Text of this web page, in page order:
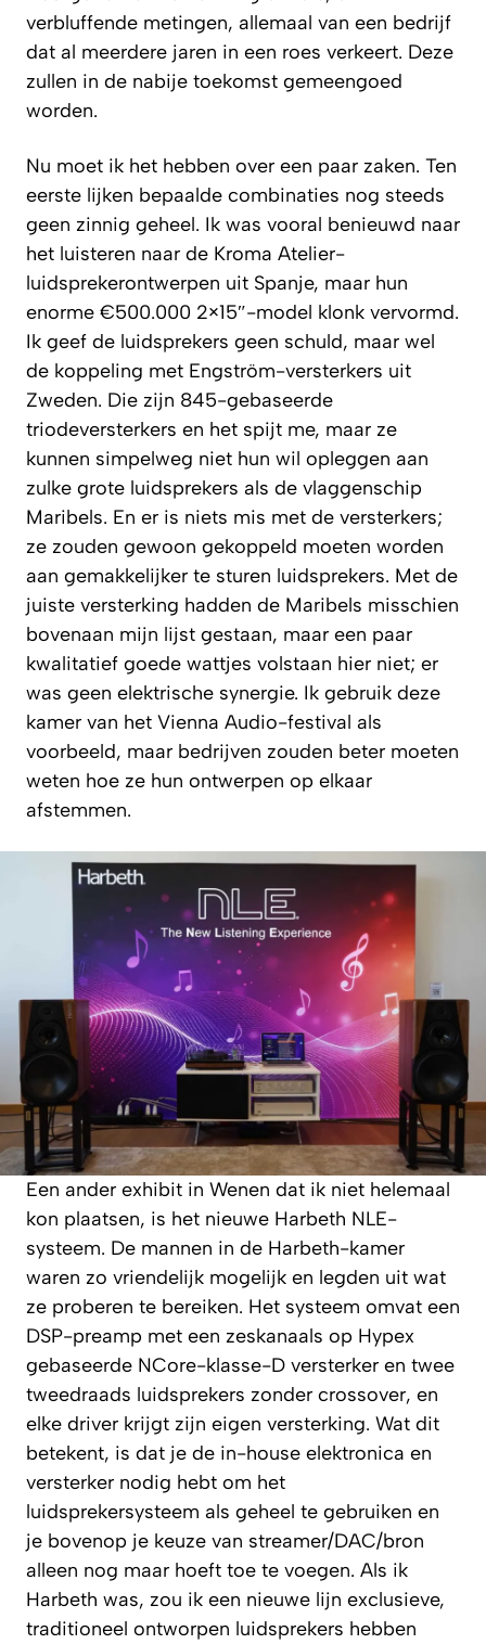
verbluffende metingen, allemaal van een bedrijf
dat al meerdere jaren in een roes verkeert. Deze
zullen in de nabije toekomst gemeengoed
worden.
Nu moet ik het hebben over een paar zaken. Ten
eerste lijken bepaalde combinaties nog steeds
geen zinnig geheel. Ik was vooral benieuwd naar
het luisteren naar de Kroma Atelier-
luidsprekerontwerpen uit Spanje, maar hun
enorme €500.000 2×15″-model klonk vervormd.
Ik geef de luidsprekers geen schuld, maar wel
de koppeling met Engström-versterkers uit
Zweden. Die zijn 845-gebaseerde
triodeversterkers en het spijt me, maar ze
kunnen simpelweg niet hun wil opleggen aan
zulke grote luidsprekers als de vlaggenschip
Maribels. En er is niets mis met de versterkers;
ze zouden gewoon gekoppeld moeten worden
aan gemakkelijker te sturen luidsprekers. Met de
juiste versterking hadden de Maribels misschien
bovenaan mijn lijst gestaan, maar een paar
kwalitatief goede wattjes volstaan hier niet; er
was geen elektrische synergie. Ik gebruik deze
kamer van het Vienna Audio-festival als
voorbeeld, maar bedrijven zouden beter moeten
weten hoe ze hun ontwerpen op elkaar
afstemmen.
Een ander exhibit in Wenen dat ik niet helemaal
kon plaatsen, is het nieuwe Harbeth NLE-
systeem. De mannen in de Harbeth-kamer
waren zo vriendelijk mogelijk en legden uit wat
ze proberen te bereiken. Het systeem omvat een
DSP-preamp met een zeskanaals op Hypex
gebaseerde NCore-klasse-D versterker en twee
tweedraads luidsprekers zonder crossover, en
elke driver krijgt zijn eigen versterking. Wat dit
betekent, is dat je de in-house elektronica en
versterker nodig hebt om het
luidsprekersysteem als geheel te gebruiken en
je bovenop je keuze van streamer/DAC/bron
alleen nog maar hoeft toe te voegen. Als ik
Harbeth was, zou ik een nieuwe lijn exclusieve,
traditioneel ontworpen luidsprekers hebben